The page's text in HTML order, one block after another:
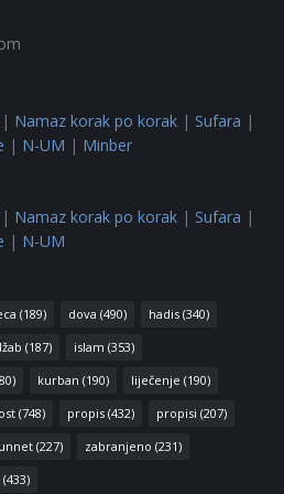
| Namaz korak po korak | Sufara |
| N-UM | Minber
| Namaz korak po korak | Sufara |
| N-UM
(189) dova (490) hadis (340)
(187) islam (353)
kurban (190) liječenje (190)
(748) propis (432) propisi (207)
(227) zabranjeno (231)
(433)